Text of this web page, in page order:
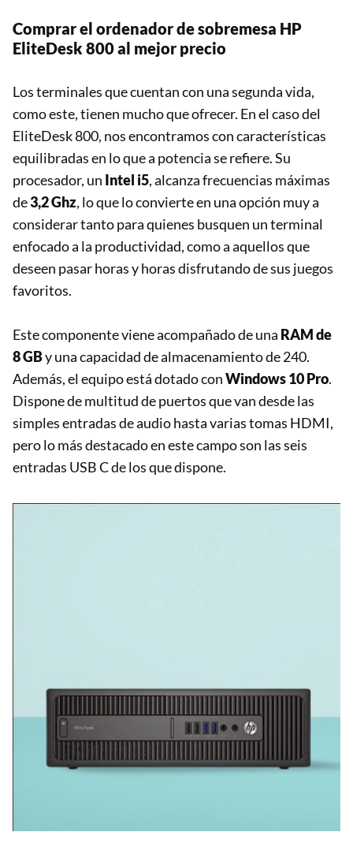
Comprar el ordenador de sobremesa HP
EliteDesk 800 al mejor precio
Los terminales que cuentan con una segunda vida,
como este, tienen mucho que ofrecer. En el caso del
EliteDesk 800, nos encontramos con características
equilibradas en lo que a potencia se refiere. Su
procesador, un Intel i5, alcanza frecuencias máximas
de3,2 Ghz, lo que lo convierte en una opción muy a
considerar tanto para quienes busquen un terminal
enfocado a la productividad, como a aquellos que
deseen pasar horas y horas disfrutando de sus juegos
favoritos.
Este componente viene acompañado de una RAM de
8 GBy una capacidad de almacenamiento de 240.
Además, el equipo está dotado conWindows 10 Pro.
Dispone de multitud de puertos que van desde las
simples entradas de audio hasta varias tomas HDMI,
pero lo más destacado en este campo son las seis
entradas USB C de los que dispone.